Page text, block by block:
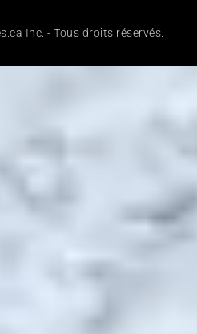
Inc. - Tous droits réservés.